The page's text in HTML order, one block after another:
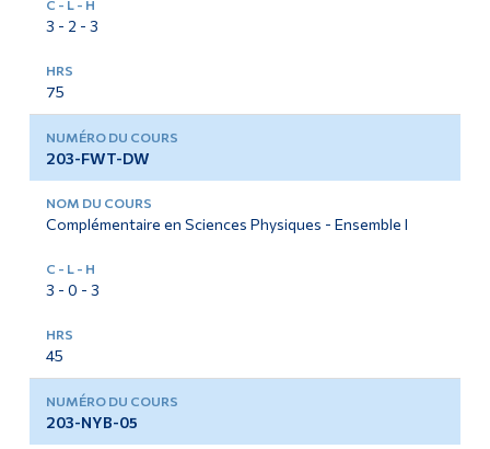
3 - 2 - 3
75
203-FWT-DW
Complémentaire en Sciences Physiques - Ensemble I
3 - 0 - 3
45
203-NYB-05